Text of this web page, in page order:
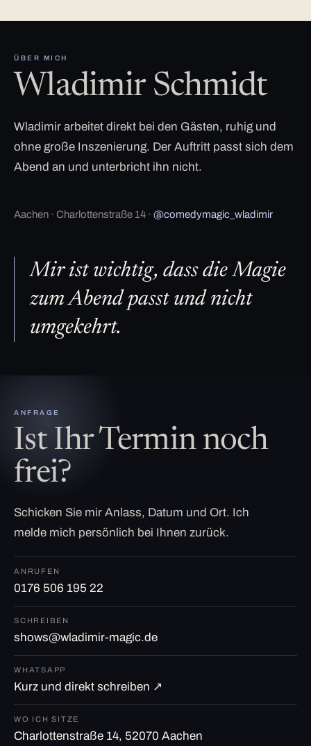
ÜBER MICH
Wladimir Schmidt
Wladimir arbeitet direkt bei den Gästen, ruhig und
ohne große Inszenierung. Der Auftritt passt sich dem
Abend an und unterbricht ihn nicht.
Aachen · Charlottenstraße 14 · @comedymagic_wladimir
Mir ist wichtig, dass die Magie
zum Abend passt und nicht
umgekehrt.
ANFRAGE
Ist Ihr Termin noch
frei?
Schicken Sie mir Anlass, Datum und Ort. Ich
melde mich persönlich bei Ihnen zurück.
ANRUFEN
0176 506 195 22
SCHREIBEN
shows@wladimir-magic.de
WHATSAPP
Kurz und direkt schreiben ↗
WO ICH SITZE
Charlottenstraße 14, 52070 Aachen